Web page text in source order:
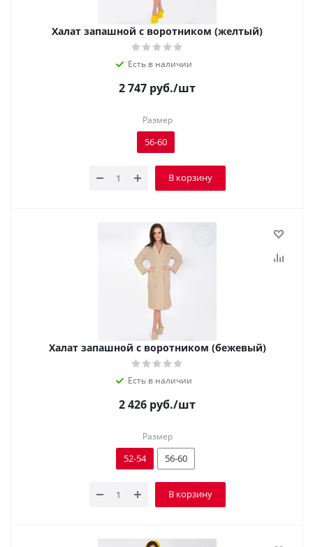
Халат запашной с воротником (желтый)
Есть в наличии
2 747 руб./шт
Размер
56-60
В корзину
Халат запашной с воротником (бежевый)
Есть в наличии
2 426 руб./шт
Размер
52-54 56-60
В корзину